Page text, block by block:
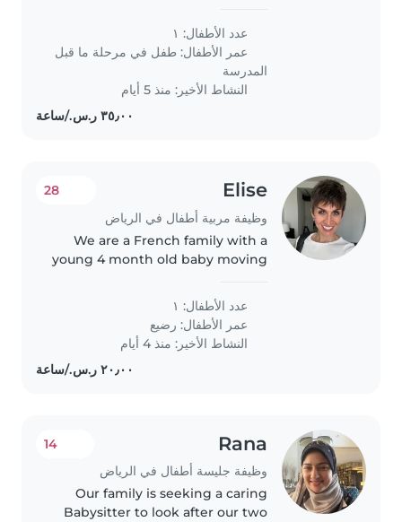
والحركة والحب للحديث والمرح. لا مشكله
في التواصل باللغة العربية او الانجليزيه..
عدد الأطفال: ١
عمر الأطفال: طفل في مرحلة ما قبل
المدرسة
النشاط الأخير: منذ 5 أيام
Elise
وظيفة مربية أطفال في الرياض
28
We are a French family with a
young 4 month old baby moving
term nanny to take care of him.
عدد الأطفال: ١
عمر الأطفال: رضيع
النشاط الأخير: منذ 4 أيام
Rana
وظيفة جليسة أطفال في الرياض
14
Our family is seeking a caring
Babysitter to look after our two